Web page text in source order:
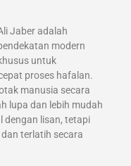
Jaber adalah
modern
untuk
proses hafalan.
manusia secara
lupa dan lebih mudah
dengan lisan, tetapi
terlatih secara